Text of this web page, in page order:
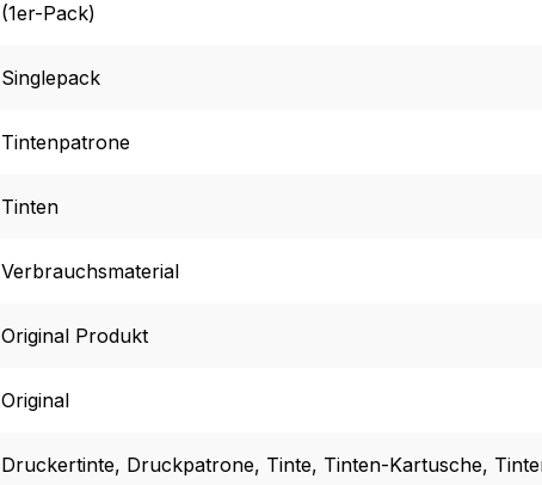
(1er-Pack)
Singlepack
Tintenpatrone
Tinten
Verbrauchsmaterial
Original Produkt
Original
Druckertinte, Druckpatrone, Tinte, Tinten-Kartusche,